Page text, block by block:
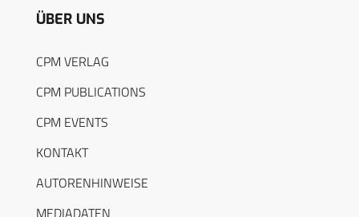
ÜBER UNS
CPM VERLAG
CPM PUBLICATIONS
CPM EVENTS
KONTAKT
AUTORENHINWEISE